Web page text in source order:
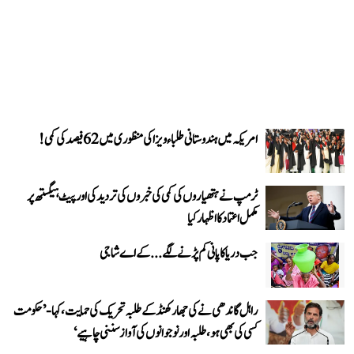
امریکہ میں ہندوستانی طلباء ویزا کی منظوری میں 62 فیصد کی کمی!
ٹرمپ نے ہتھیاروں کی کمی کی خبروں کی تردید کی اور پیٹ ہیگستھ پر
مکمل اعتماد کا اظہار کیا
جب دریا کا پانی کم پڑنے لگے...کے اے شاجی
راہل گاندھی نے کی جھارکھنڈ کے طلبہ تحریک کی حمایت، کہا- ’حکومت
کسی کی بھی ہو، طلبہ اور نوجوانوں کی آواز سننی چاہیے‘